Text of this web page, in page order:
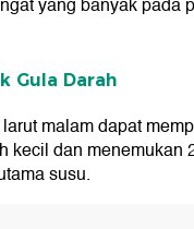
yang banyak pada
Gula Darah
malam dapat
kecil dan menemukan
susu.